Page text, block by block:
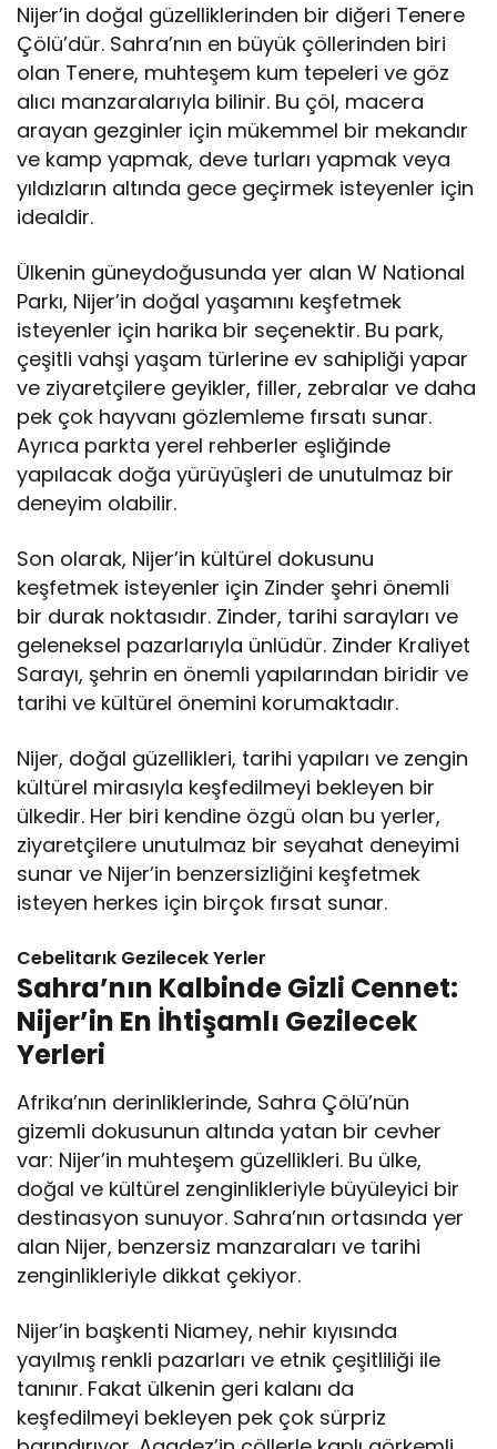
Nijer’in doğal güzelliklerinden bir diğeri Tenere
Çölü’dür. Sahra’nın en büyük çöllerinden biri
olan Tenere, muhteşem kum tepeleri ve göz
alıcı manzaralarıyla bilinir. Bu çöl, macera
arayan gezginler için mükemmel bir mekandır
ve kamp yapmak, deve turları yapmak veya
yıldızların altında gece geçirmek isteyenler için
idealdir.
Ülkenin güneydoğusunda yer alan W National
Parkı, Nijer’in doğal yaşamını keşfetmek
isteyenler için harika bir seçenektir. Bu park,
çeşitli vahşi yaşam türlerine ev sahipliği yapar
ve ziyaretçilere geyikler, filler, zebralar ve daha
pek çok hayvanı gözlemleme fırsatı sunar.
Ayrıca parkta yerel rehberler eşliğinde
yapılacak doğa yürüyüşleri de unutulmaz bir
deneyim olabilir.
Son olarak, Nijer’in kültürel dokusunu
keşfetmek isteyenler için Zinder şehri önemli
bir durak noktasıdır. Zinder, tarihi sarayları ve
geleneksel pazarlarıyla ünlüdür. Zinder Kraliyet
Sarayı, şehrin en önemli yapılarından biridir ve
tarihi ve kültürel önemini korumaktadır.
Nijer, doğal güzellikleri, tarihi yapıları ve zengin
kültürel mirasıyla keşfedilmeyi bekleyen bir
ülkedir. Her biri kendine özgü olan bu yerler,
ziyaretçilere unutulmaz bir seyahat deneyimi
sunar ve Nijer’in benzersizliğini keşfetmek
isteyen herkes için birçok fırsat sunar.
Cebelitarık Gezilecek Yerler
Sahra’nın Kalbinde Gizli Cennet:
Nijer’in En İhtişamlı Gezilecek
Yerleri
Afrika’nın derinliklerinde, Sahra Çölü’nün
gizemli dokusunun altında yatan bir cevher
var: Nijer’in muhteşem güzellikleri. Bu ülke,
doğal ve kültürel zenginlikleriyle büyüleyici bir
destinasyon sunuyor. Sahra’nın ortasında yer
alan Nijer, benzersiz manzaraları ve tarihi
zenginlikleriyle dikkat çekiyor.
Nijer’in başkenti Niamey, nehir kıyısında
yayılmış renkli pazarları ve etnik çeşitliliği ile
tanınır. Fakat ülkenin geri kalanı da
keşfedilmeyi bekleyen pek çok sürpriz